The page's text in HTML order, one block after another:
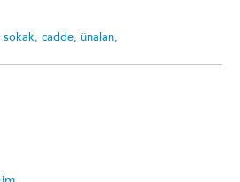
sokak, cadde, ünalan,